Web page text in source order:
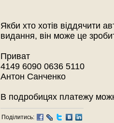
Якби хто хотів віддячити
видання, він може це
Приват
4149 6090 0636 5110
Антон Санченко
В подробицях платежу
Поділитись: